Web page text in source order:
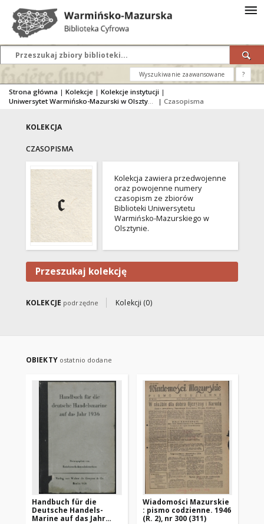
Wyszukiwanie zaawansowane ?
Strona główna | Kolekcje | Kolekcje instytucji |
Uniwersytet Warmińsko-Mazurski w Olsztynie
| Czasopisma
KOLEKCJA
CZASOPISMA
Kolekcja zawiera przedwojenne
oraz powojenne numery
czasopism ze zbiorów
Biblioteki Uniwersytetu
Warmińsko-Mazurskiego w
Olsztynie.
Przeszukaj kolekcję
KOLEKCJE podrzędne Kolekcji (0)
OBIEKTY ostatnio dodane
Handbuch für die
Deutsche Handels-
Marine auf das Jahr
Wiadomości Mazurskie
: pismo codzienne. 1946
(R. 2), nr 300 (311)